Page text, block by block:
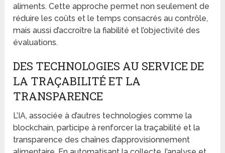
aliments. Cette approche permet non seulement de
réduire les coûts et le temps consacrés au contrôle,
mais aussi d’accroître la fiabilité et l’objectivité des
évaluations.
DES TECHNOLOGIES AU SERVICE DE
LA TRAÇABILITÉ ET LA
TRANSPARENCE
L’IA, associée à d’autres technologies comme la
blockchain, participe à renforcer la traçabilité et la
transparence des chaînes d’approvisionnement